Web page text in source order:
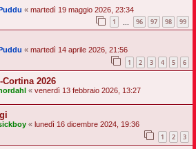
« martedì 19 maggio 2026, 23:34
1 96 97 98 99
Puddu « martedì 14 aprile 2026, 21:56
1 2 3 4 5 6
2026
« venerdì 13 febbraio 2026, 13:27
« lunedì 16 dicembre 2024, 19:36
1 2 3